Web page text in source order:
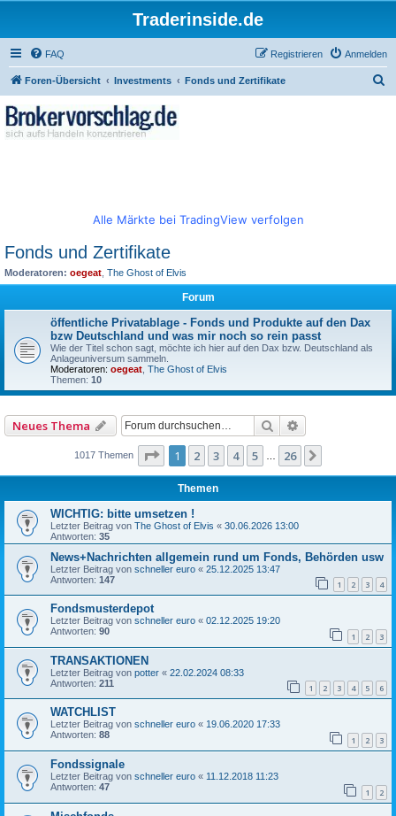
Traderinside.de
FAQ Anmelden
Registrieren
Foren-Übersicht Investments Fonds und Zertifikate
Alle Märkte bei TradingView verfolgen
Fonds und Zertifikate
Moderatoren: oegeat The Ghost of Elvis
Forum
öffentliche Privatablage - Fonds und Produkte auf den Dax
bzw Deutschland und was mir noch so rein passt
Wie der Titel schon sagt, möchte ich hier auf den Dax bzw. Deutschland als
Anlageuniversum sammeln.
Moderatoren: oegeat The Ghost of Elvis
Themen: 10
Neues Thema Suche
1017 Themen Seite 1von 26
1 2 3 4 5 26
Themen
WICHTIG: bitte umsetzen !
Letzter Beitrag von The Ghost of Elvis « 30.06.2026 13:00
Antworten: 35
News+Nachrichten allgemein rund um Fonds, Behörden usw
Letzter Beitrag von schneller euro « 25.12.2025 13:47
Antworten: 147 1 2 3 4
Fondsmusterdepot
Letzter Beitrag von schneller euro « 02.12.2025 19:20
Antworten: 90 1 2 3
TRANSAKTIONEN
Letzter Beitrag von potter « 22.02.2024 08:33
Antworten: 211 1 2 3 4 5 6
WATCHLIST
Letzter Beitrag von schneller euro « 19.06.2020 17:33
Antworten: 88 1 2 3
Fondssignale
Letzter Beitrag von schneller euro « 11.12.2018 11:23
Antworten: 47 1 2